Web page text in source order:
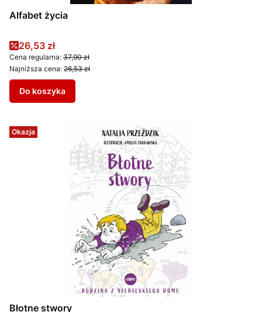
Alfabet życia
Cena promocyjna
26,53 zł
Cena regularna: 37,90 zł
Najniższa cena: 26,53 zł
Do koszyka
Okazja
Błotne stwory